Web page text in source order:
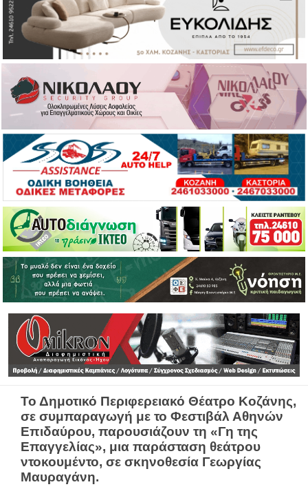
Το Δημοτικό Περιφερειακό Θέατρο Κοζάνης,
σε συμπαραγωγή με το Φεστιβάλ Αθηνών
Επιδαύρου, παρουσιάζουν τη «Γη της
Επαγγελίας», μια παράσταση θεάτρου
ντοκουμέντο, σε σκηνοθεσία Γεωργίας
Μαυραγάνη.